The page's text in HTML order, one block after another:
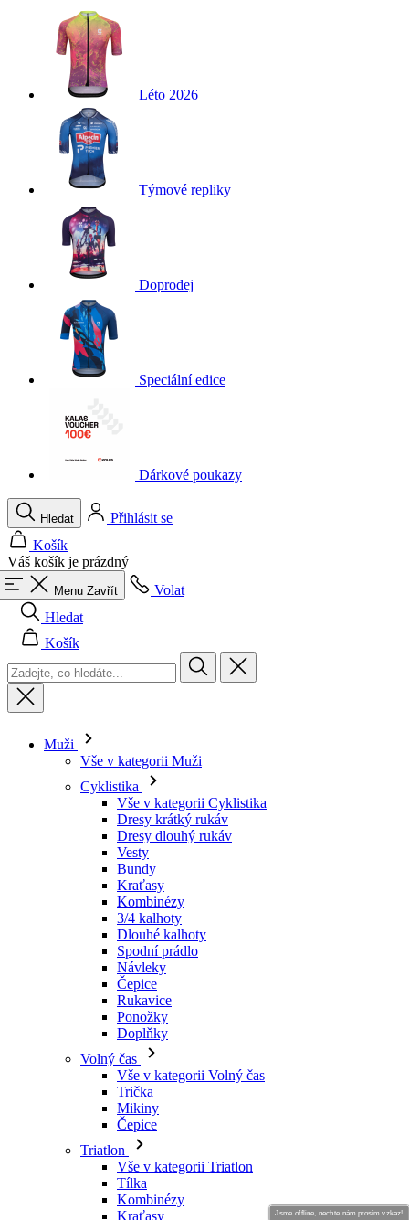
Léto 2026
Týmové repliky
Doprodej
Speciální edice
Dárkové poukazy
Hledat
Přihlásit se
Košík
Váš košík je prázdný
Menu Zavřít
Volat
Hledat
Košík
Muži
Vše v kategorii Muži
Cyklistika
Vše v kategorii Cyklistika
Dresy krátký rukáv
Dresy dlouhý rukáv
Vesty
Bundy
Kraťasy
Kombinézy
3/4 kalhoty
Dlouhé kalhoty
Spodní prádlo
Návleky
Čepice
Rukavice
Ponožky
Doplňky
Volný čas
Vše v kategorii Volný čas
Trička
Mikiny
Čepice
Triatlon
Vše v kategorii Triatlon
Tílka
Kombinézy
Kraťasy
Jsme offline, nechte nám prosím vzkaz!